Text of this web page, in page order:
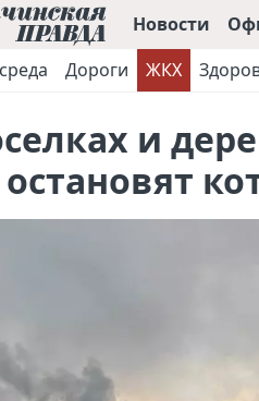
Новости
Дороги ЖКХ
и